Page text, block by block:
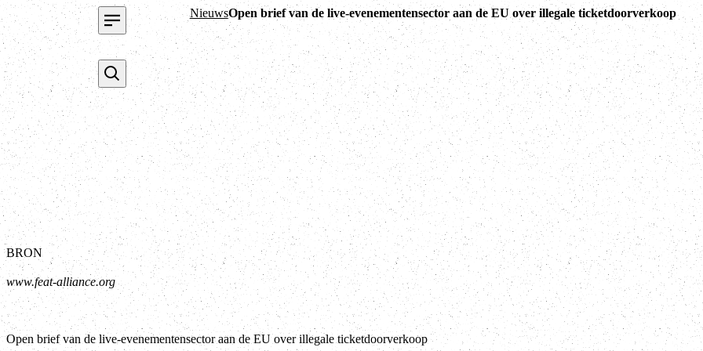
NieuwsOpen brief van de live-evenementensector aan de EU over illegale ticketdoorverkoop
BRON
www.feat-alliance.org
Open brief van de live-evenementensector aan de EU over illegale ticketdoorverkoop